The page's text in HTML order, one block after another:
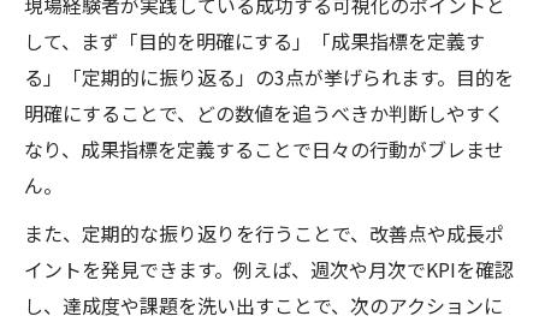
して、まず「目的を明確にする」「成果指標を定義す
る」「定期的に振り返る」の3点が挙げられます。目的を
明確にすることで、どの数値を追うべきか判断しやすく
なり、成果指標を定義することで日々の行動がブレませ
ん。
また、定期的な振り返りを行うことで、改善点や成長ポ
イントを発見できます。例えば、週次や月次でKPIを確認
し、達成度や課題を洗い出すことで、次のアクションに